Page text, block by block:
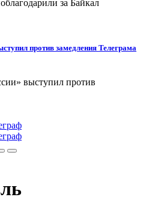
против замедления Телеграма